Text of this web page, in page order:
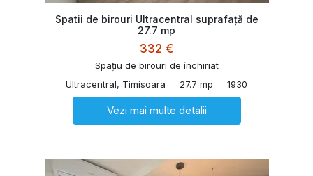
Spatii de birouri Ultracentral suprafață de
27.7 mp
332 €
Spațiu de birouri de închiriat
Ultracentral, Timisoara
27.7 mp 1930
Vezi mai multe detalii